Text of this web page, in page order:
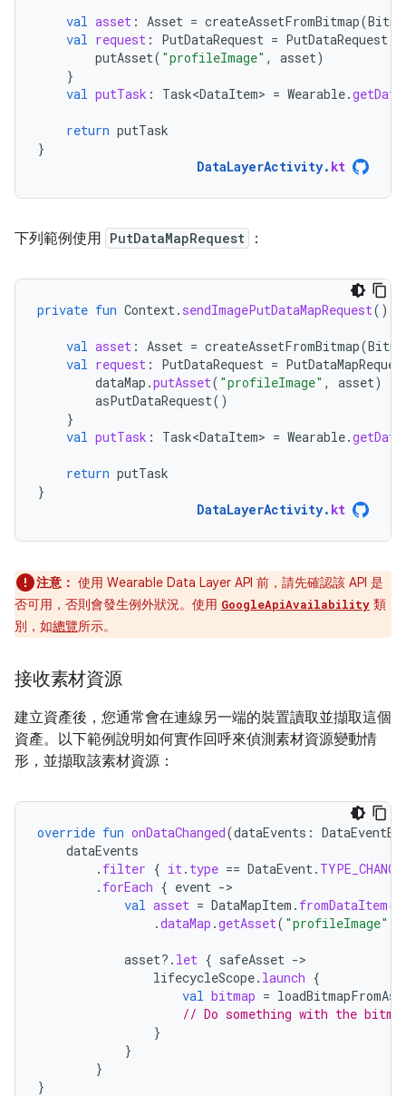
val asset : Asset = createAssetFromBitmap(
val request : PutDataRequest = PutDataRequest
putAsset( "profileImage" , asset)
}
val putTask : Task<DataItem> = Wearable.
return putTask
}
DataLayerActivity. kt
下列範例使用 PutDataMapRequest ：
private fun Context. sendImagePutDataMapRequest():
val asset : Asset = createAssetFromBitmap(
val request : PutDataRequest =
dataMap .putAsset( "profileImage" , asset)
asPutDataRequest()
}
val putTask : Task<DataItem> = Wearable.
return putTask
}
DataLayerActivity. kt
注意： 使用 Wearable Data Layer API 前，請先確認該 API 是
否可用，否則會發生例外狀況。使用 GoogleApiAvailability 類
別，如總覽所示。
接收素材資源
建立資產後，您通常會在連線另一端的裝置讀取並擷取這個
資產。以下範例說明如何實作回呼來偵測素材資源變動情
形，並擷取該素材資源：
override fun onDataChanged(dataEvents :
dataEvents
. filter { it. type == DataEvent.
. forEach { event -
val asset = DataMapItem . fromDataItem(
.dataMap .getAsset( "profileImage"
asset?. let { safeAsset -
lifecycleScope. launch {
val bitmap =
// Do something with the
}
}
}
}